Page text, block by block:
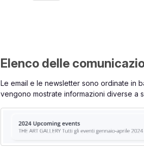
Elenco delle
Le email e le newsletter sono ordinate in
vengono mostrate informazioni diverse a